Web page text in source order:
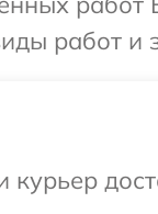
работ и